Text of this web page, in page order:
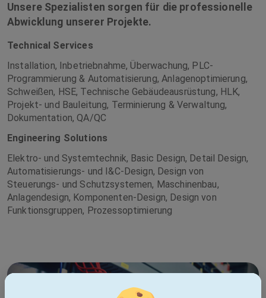
Unsere Spezialisten sorgen für die professionelle
Abwicklung unserer Projekte.
Technical Services
Installation, Inbetriebnahme, Überwachung, PLC-
Programmierung & Automatisierung, Anlagenoptimierung,
Schweißen, HSE, Technische Gebäudeausrüstung, HLK,
Projekt- und Bauleitung, Terminierung & Verwaltung,
Dokumentation, QA/QC
Engineering Solutions
Elektro- und Systemtechnik, Basic Design, Detail Design,
Automatisierungs- und I&C-Design, Design von
Steuerungs- und Schutzsystemen, Maschinenbau,
Anlagendesign, Komponenten-Design, Design von
Funktionsgruppen, Prozessoptimierung